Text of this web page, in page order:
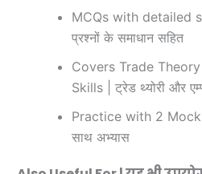
MCQs with detailed
प्रश्नों के समाधान सहित
Covers Trade
Skills | ट्रेड थ्योरी और
Practice with 2
साथ अभ्यास